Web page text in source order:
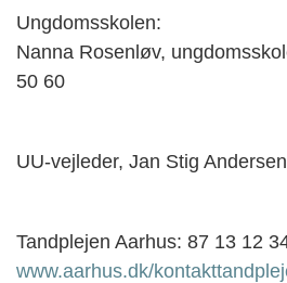
Ungdomsskolen:
Nanna Rosenløv,
50 60
UU-vejleder, Jan Stig
Tandplejen Aarhus: 87 13 12
www.aarhus.dk/